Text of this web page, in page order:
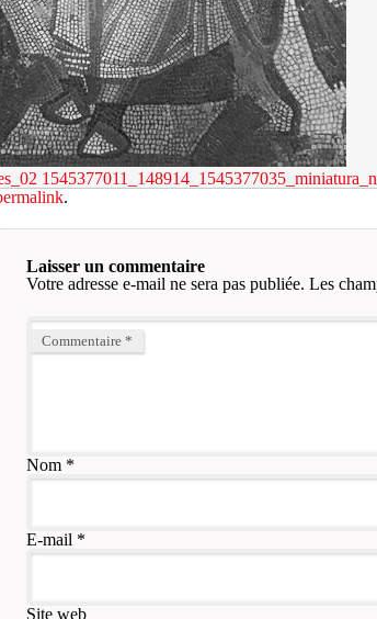
.
Laisser un commentaire
Votre adresse e-mail ne sera pas publiée. Les
Commentaire *
Nom*
E-mail *
Site web